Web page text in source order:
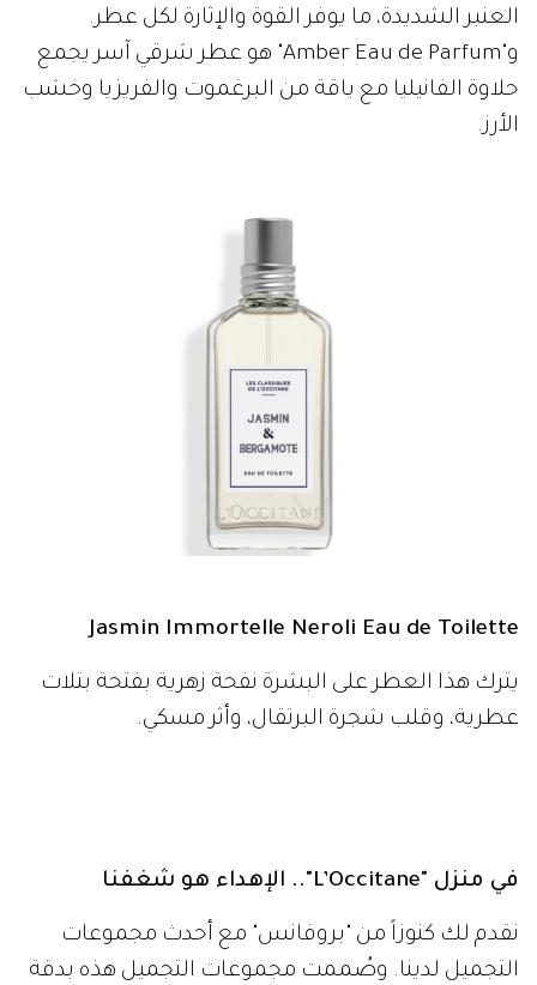
العنبر الشديدة، ما يوفر القوة والإثارة لكل عطر.
و"Amber Eau de Parfum" هو عطر شرقي آسر يجمع
حلاوة الفانيليا مع باقة من البرغموت والفريزيا وخشب
الأرز.
Jasmin Immortelle Neroli Eau de Toilette
يترك هذا العطر على البشرة نفحة زهرية بفتحة بتلات
عطرية، وقلب شجرة البرتقال، وأثر مسكي.
في منزل "L’Occitane".. الإهداء هو شغفنا
نقدم لك كنوزاً من "بروفانس" مع أحدث مجموعات
التجميل لدينا. وصُممت مجموعات التجميل هذه بدقة